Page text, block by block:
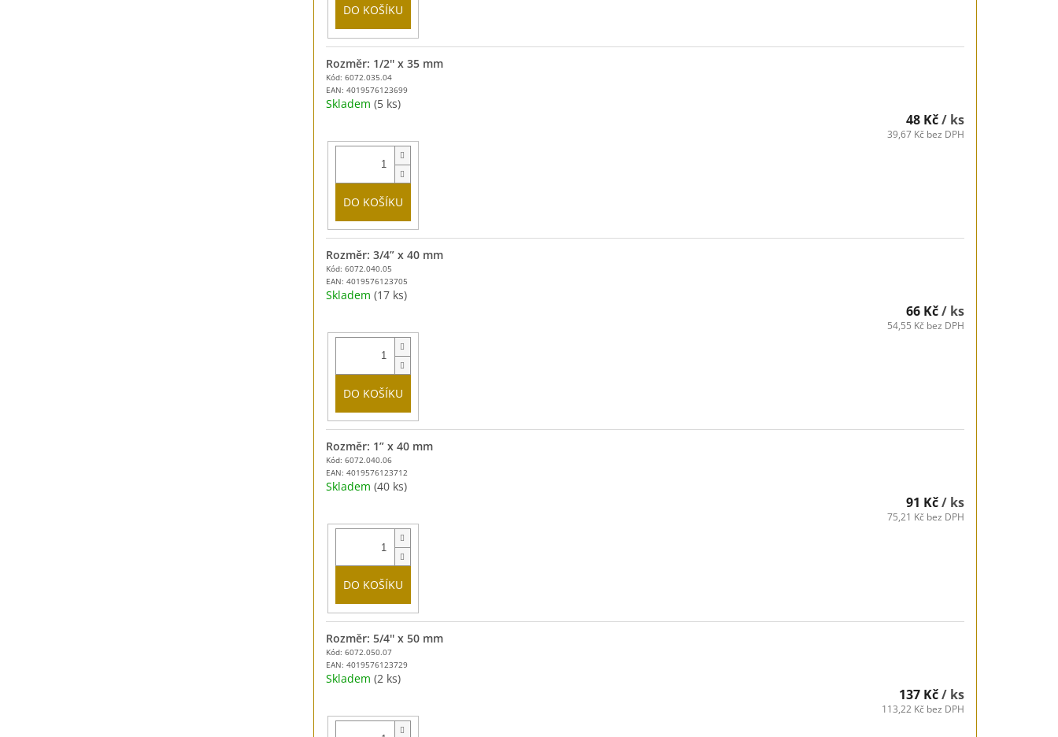
DO KOŠÍKU
Kód: 6072.035.04
EAN: 4019576123699
Rozměr: 1/2'' x 35 mm
Skladem (5 ks)
48 Kč/ ks
39,67 Kč bez DPH
DO KOŠÍKU
Kód: 6072.040.05
EAN: 4019576123705
Rozměr: 3/4” x 40 mm
Skladem (17 ks)
66 Kč/ ks
54,55 Kč bez DPH
DO KOŠÍKU
Kód: 6072.040.06
EAN: 4019576123712
Rozměr: 1” x 40 mm
Skladem (40 ks)
91 Kč/ ks
75,21 Kč bez DPH
DO KOŠÍKU
Kód: 6072.050.07
EAN: 4019576123729
Rozměr: 5/4'' x 50 mm
Skladem (2 ks)
137 Kč/ ks
113,22 Kč bez DPH